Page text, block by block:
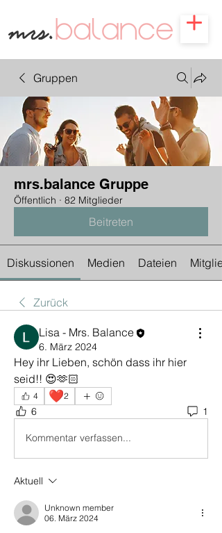
Gruppen
mrs.balance Gruppe
Öffentlich · 82 Mitglieder
Beitreten
Diskussionen Medien Dateien
Zurück
Lisa - Mrs. Balance
6. März 2024
Hey ihr Lieben, schön dass ihr hier
seid!! 😍🫶🏻
4 ❤️2
6 1
Kommentar verfassen...
Aktuell
Unknown member
06. März 2024